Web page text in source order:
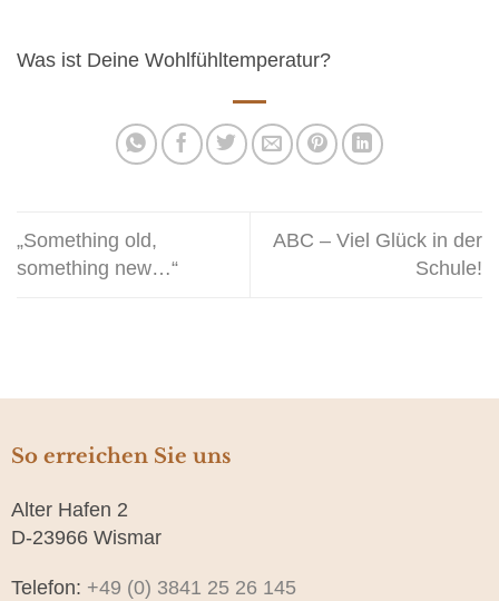
Was ist Deine Wohlfühltemperatur?
„Something old,
something new…“
ABC – Viel Glück in der
Schule!
So erreichen Sie uns
Alter Hafen 2
D-23966 Wismar
Telefon: +49 (0) 3841 25 26 145